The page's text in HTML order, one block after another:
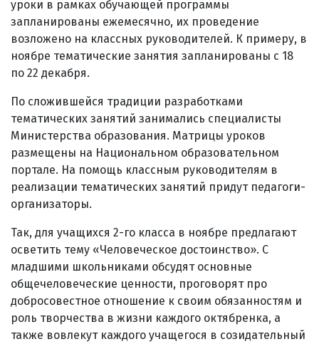
уроки в рамках обучающей программы
запланированы ежемесячно, их проведение
возложено на классных руководителей. К примеру, в
ноябре тематические занятия запланированы с 18
по 22 декабря.
По сложившейся традиции разработками
тематических занятий занимались специалисты
Министерства образования. Матрицы уроков
размещены на Национальном образовательном
портале. На помощь классным руководителям в
реализации тематических занятий придут педагоги-
организаторы.
Так, для учащихся 2-го класса в ноябре предлагают
осветить тему «Человеческое достоинство». С
младшими школьниками обсудят основные
общечеловеческие ценности, проговорят про
добросовестное отношение к своим обязанностям и
роль творчества в жизни каждого октябренка, а
также вовлекут каждого учащегося в созидательный